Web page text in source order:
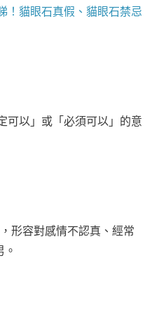
！貓眼石真假、貓眼石禁忌
可以」或「必須可以」的意
形容對感情不認真、經常